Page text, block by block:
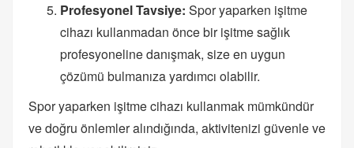
Profesyonel Tavsiye: Spor yaparken işitme
cihazı kullanmadan önce bir işitme sağlık
profesyoneline danışmak, size en uygun
çözümü bulmanıza yardımcı olabilir.
Spor yaparken işitme cihazı kullanmak mümkündür
ve doğru önlemler alındığında, aktivitenizi güvenle ve